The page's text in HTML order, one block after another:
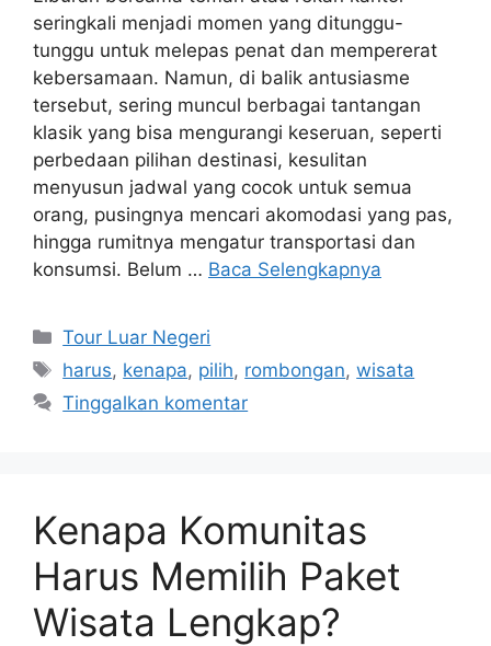
seringkali menjadi momen yang ditunggu-
tunggu untuk melepas penat dan mempererat
kebersamaan. Namun, di balik antusiasme
tersebut, sering muncul berbagai tantangan
klasik yang bisa mengurangi keseruan, seperti
perbedaan pilihan destinasi, kesulitan
menyusun jadwal yang cocok untuk semua
orang, pusingnya mencari akomodasi yang pas,
hingga rumitnya mengatur transportasi dan
konsumsi. Belum … Baca Selengkapnya
Kategori
Tour Luar Negeri
Tag
harus, kenapa, pilih, rombongan,wisata
Tinggalkan komentar
Kenapa Komunitas
Harus Memilih Paket
Wisata Lengkap?